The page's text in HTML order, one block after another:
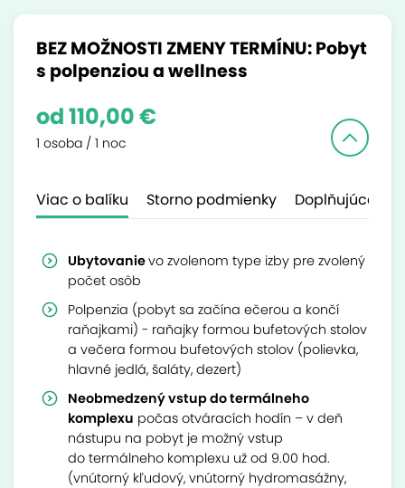
BEZ MOŽNOSTI ZMENY TERMÍNU: Pobyt
s polpenziou a wellness
od 110,00 €
1 osoba / 1 noc
Viac o balíku Storno podmienky Doplňujúce
Ubytovanievo zvolenom type izby pre zvolený
počet osôb
Polpenzia (pobyt sa začína ečerou a končí
raňajkami) - raňajky formou bufetových stolov
a večera formou bufetových stolov (polievka,
hlavné jedlá, šaláty, dezert)
Neobmedzený vstup do termálneho
komplexu počas otváracích hodín – v deň
nástupu na pobyt je možný vstup
do termálneho komplexu už od 9.00 hod.
(vnútorný kľudový, vnútorný hydromasážny,